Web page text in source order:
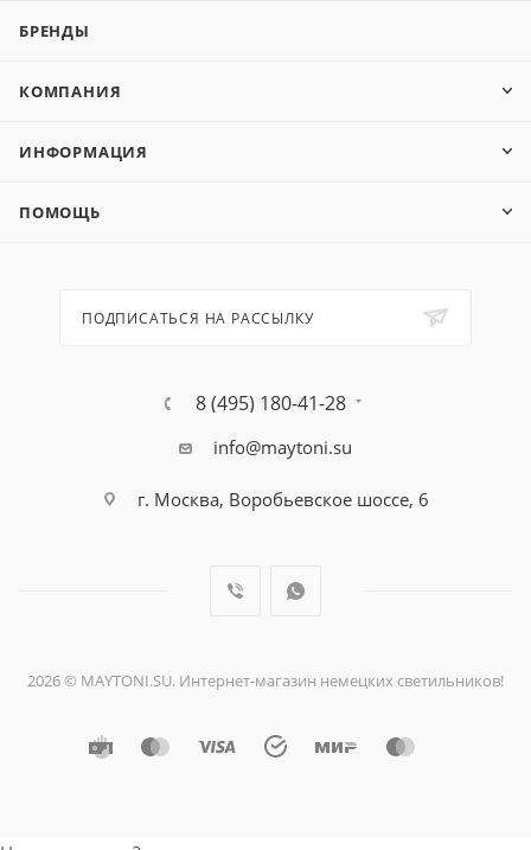
БРЕНДЫ
КОМПАНИЯ
ИНФОРМАЦИЯ
ПОМОЩЬ
ПОДПИСАТЬСЯ НА РАССЫЛКУ
8 (495) 180-41-28
info@maytoni.su
г. Москва, Воробьевское шоссе, 6
2026 © MAYTONI.SU. Интернет-магазин немецких светильников!